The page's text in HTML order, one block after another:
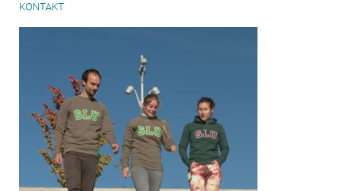
KONTAKT